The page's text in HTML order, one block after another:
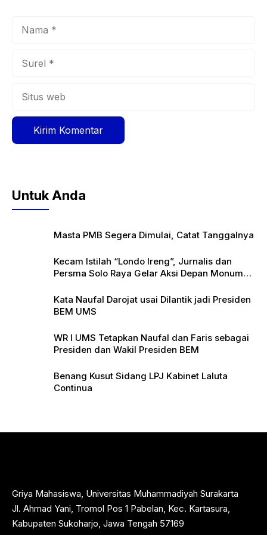
Untuk Anda
Masta PMB Segera Dimulai, Catat Tanggalnya
Kecam Istilah “Londo Ireng”, Jurnalis dan
Persma Solo Raya Gelar Aksi Depan Monumen
Kata Naufal Darojat usai Dilantik jadi Presiden
BEM UMS
WR I UMS Tetapkan Naufal dan Faris sebagai
Presiden dan Wakil Presiden BEM
Benang Kusut Sidang LPJ Kabinet Laluta
Continua
Griya Mahasiswa, Universitas Muhammadiyah Surakarta
Jl. Ahmad Yani, Tromol Pos 1 Pabelan, Kec. Kartasura,
Kabupaten Sukoharjo, Jawa Tengah 57169